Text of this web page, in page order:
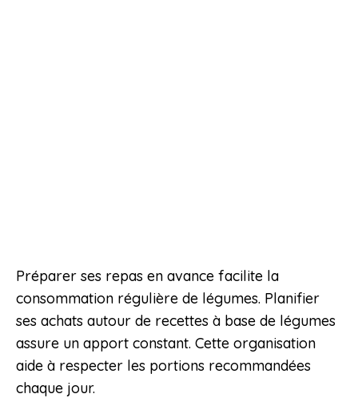
Préparer ses repas en avance facilite la
consommation régulière de légumes. Planifier
ses achats autour de recettes à base de légumes
assure un apport constant. Cette organisation
aide à respecter les portions recommandées
chaque jour.